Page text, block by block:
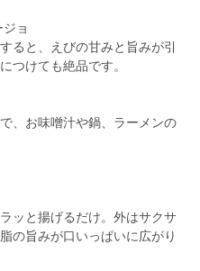
ョ
ると、えびの甘みと旨みが引
つけても絶品です。
、お味噌汁や鍋、ラーメンの
ッと揚げるだけ。外はサクサ
の旨みが口いっぱいに広がり